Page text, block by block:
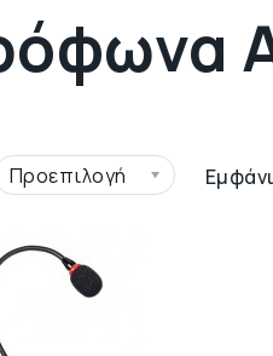
Προεπιλογή